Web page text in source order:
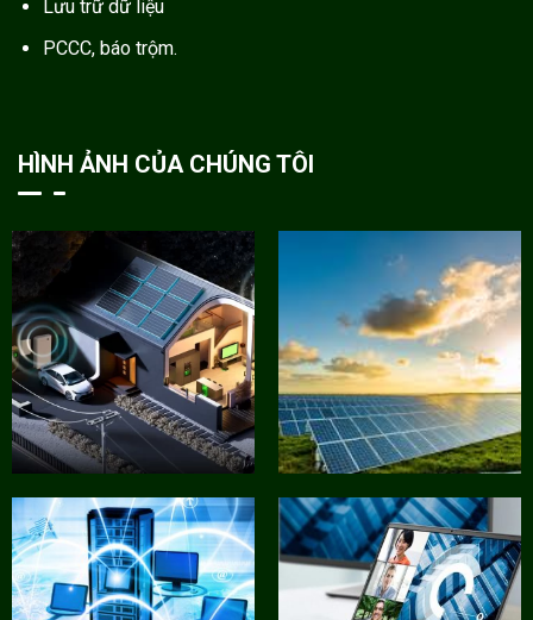
Lưu trữ dữ liệu
PCCC, báo trộm.
HÌNH ẢNH CỦA CHÚNG TÔI